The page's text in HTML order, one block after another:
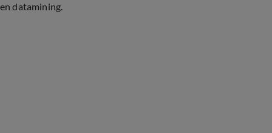
en datamining.